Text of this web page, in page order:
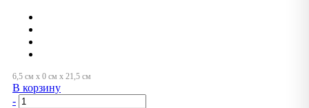
В корзину
-